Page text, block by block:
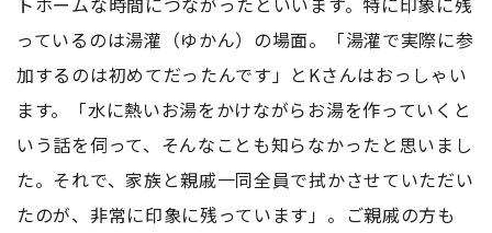
っているのは湯灌（ゆかん）の場面。「湯灌で実際に参
加するのは初めてだったんです」とKさんはおっしゃい
ます。「水に熱いお湯をかけながらお湯を作っていくと
いう話を伺って、そんなことも知らなかったと思いまし
た。それで、家族と親戚一同全員で拭かさせていただい
たのが、非常に印象に残っています」。ご親戚の方も